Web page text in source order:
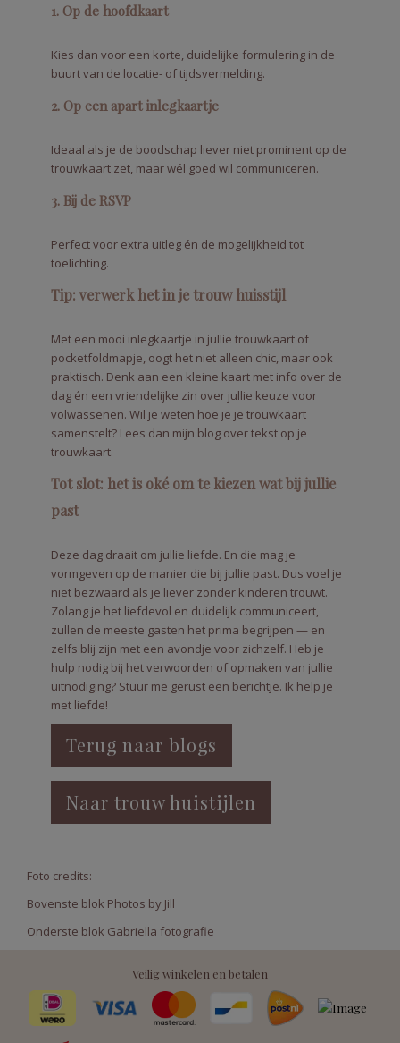
1. Op de hoofdkaart
Kies dan voor een korte, duidelijke formulering in de
buurt van de locatie- of tijdsvermelding.
2. Op een apart inlegkaartje
Ideaal als je de boodschap liever niet prominent op de
trouwkaart zet, maar wél goed wil communiceren.
3. Bij de RSVP
Perfect voor extra uitleg én de mogelijkheid tot
toelichting.
Tip: verwerk het in je trouw huisstijl
Met een mooi inlegkaartje in jullie trouwkaart of
pocketfoldmapje, oogt het niet alleen chic, maar ook
praktisch. Denk aan een kleine kaart met info over de
dag én een vriendelijke zin over jullie keuze voor
volwassenen. Wil je weten hoe je je trouwkaart
samenstelt? Lees dan mijn blog over tekst op je
trouwkaart.
Tot slot: het is oké om te kiezen wat bij jullie
past
Deze dag draait om jullie liefde. En die mag je
vormgeven op de manier die bij jullie past. Dus voel je
niet bezwaard als je liever zonder kinderen trouwt.
Zolang je het liefdevol en duidelijk communiceert,
zullen de meeste gasten het prima begrijpen — en
zelfs blij zijn met een avondje voor zichzelf. Heb je
hulp nodig bij het verwoorden of opmaken van jullie
uitnodiging? Stuur me gerust een berichtje. Ik help je
met liefde!
Terug naar blogs
Naar trouw huistijlen
Foto credits:
Bovenste blok Photos by Jill
Onderste blok Gabriella fotografie
Veilig winkelen en betalen